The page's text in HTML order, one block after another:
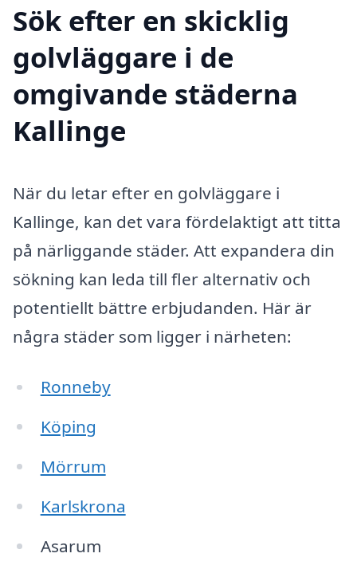
Sök efter en skicklig
golvläggare i de
omgivande städerna
Kallinge
När du letar efter en golvläggare i
Kallinge, kan det vara fördelaktigt att titta
på närliggande städer. Att expandera din
sökning kan leda till fler alternativ och
potentiellt bättre erbjudanden. Här är
några städer som ligger i närheten:
Ronneby
Köping
Mörrum
Karlskrona
Asarum